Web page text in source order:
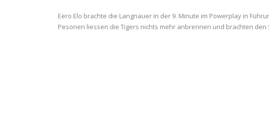
Eero Elo brachte die Langnauer in der 9. Minute im Powerplay in
Pesonen liessen die Tigers nichts mehr anbrennen und brachten